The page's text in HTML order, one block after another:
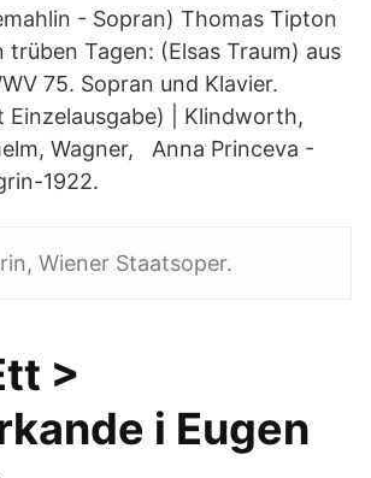
- Sopran) Thomas Tipton
trüben Tagen: (Elsas Traum) aus
75. Sopran und Klavier.
Einzelausgabe) | Klindworth,
Wagner, Anna Princeva -
1922.
Wiener Staatsoper.
>
i Eugen